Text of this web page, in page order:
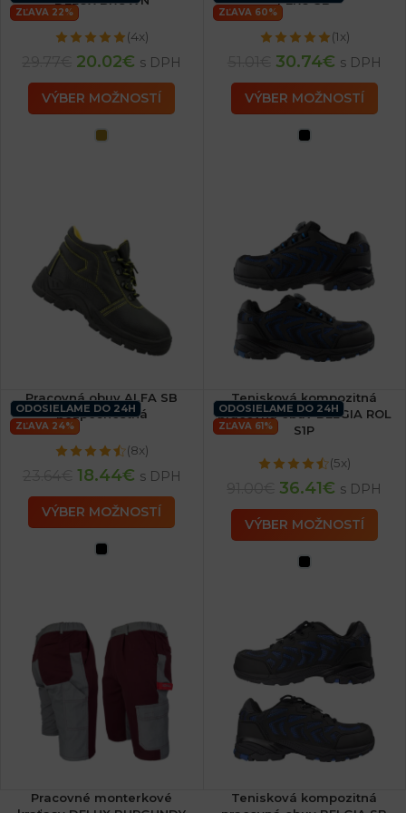
(4x)
20.02€ s DPH
VÝBER MOŽNOSTÍ
(1x)
30.74€ s DPH
VÝBER MOŽNOSTÍ
ZĽAVA 22%
Pracovná obuv ALFA SB
bezpečnostná
(8x)
18.44€ s DPH
VÝBER MOŽNOSTÍ
ZĽAVA 60%
Tenisková kompozitná
pracovná obuv BELGIA ROL
S1P
(5x)
36.41€ s DPH
VÝBER MOŽNOSTÍ
ODOSIELAME DO 24H
ZĽAVA 24%
Pracovné monterkové
ODOSIELAME DO 24H
ZĽAVA 61%
Tenisková kompozitná